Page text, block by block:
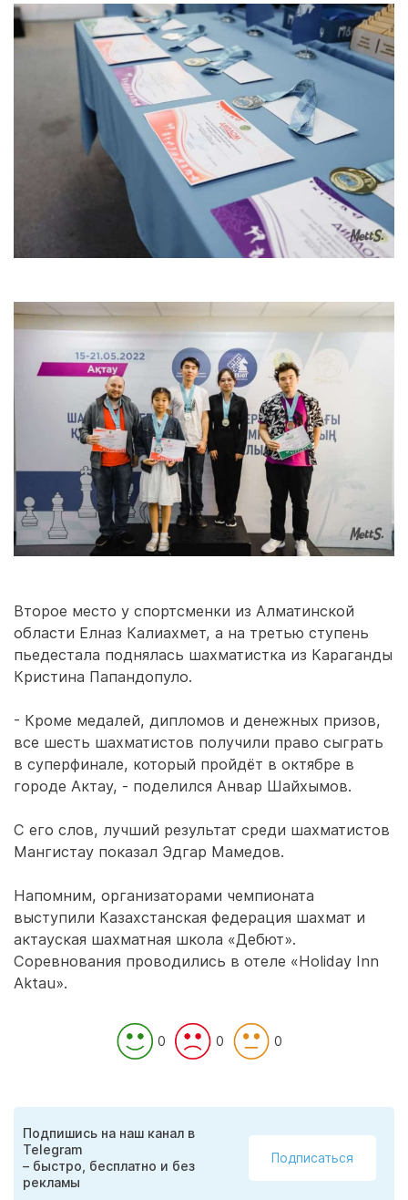
Второе место у спортсменки из Алматинской
области Елназ Калиахмет, а на третью ступень
пьедестала поднялась шахматистка из Караганды
Кристина Папандопуло.
- Кроме медалей, дипломов и денежных призов,
все шесть шахматистов получили право сыграть
в суперфинале, который пройдёт в октябре в
городе Актау, - поделился Анвар Шайхымов.
С его слов, лучший результат среди шахматистов
Мангистау показал Эдгар Мамедов.
Напомним, организаторами чемпионата
выступили Казахстанская федерация шахмат и
актауская шахматная школа «Дебют».
Соревнования проводились в отеле «Holiday Inn
Aktau».
0 0 0
Подпишись на наш канал в
Telegram
– быстро, бесплатно и без
рекламы
Подписаться